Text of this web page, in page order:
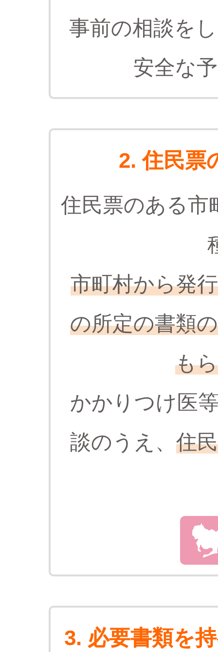
事前の相談を
安全な
2. 住民票
住民票のある市
市町村から発
の所定の書類
も
かかりつけ医
談のうえ、 住
3. 必要書類を